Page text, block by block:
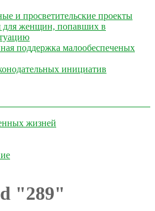
и просветительские проекты
для женщин, попавших в
поддержка малообеспеченых
инициатив
жизней
"289"